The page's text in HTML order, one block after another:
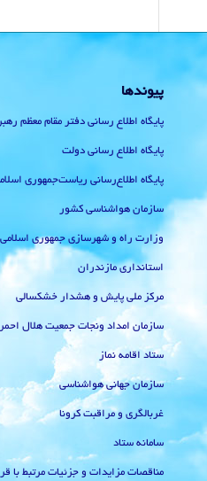
پیوندها
پایگاه اطلاع رسانی دفتر مقام معظم
پایگاه اطلاع رسانی دولت
پایگاه اطلاع‌رسانی ریاست‌جمهوری
سازمان هواشناسی کشور
وزارت راه و شهرسازی جمهوری اسلامی
استانداری مازندران
مرکز ملی پایش و هشدار خشکسالی
سازمان امداد ونجات جمعیت هلال احمر
ستاد اقامه نماز
سازمان جهانی هواشناسی
غربالگری و مراقبت کرونا
سامانه ستاد
مناقصات مزایدات و جزئیات مرتبط با